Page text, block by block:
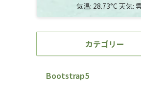
気温: 28.73°C 天気:
カテゴリー
Bootstrap5